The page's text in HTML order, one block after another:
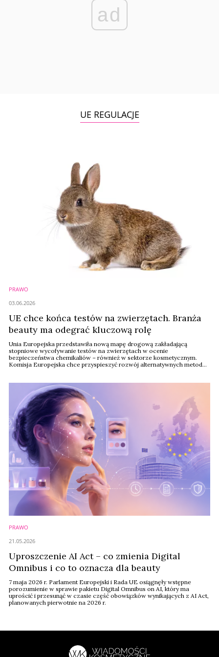
ad
UE REGULACJE
PRAWO
UE chce końca testów na zwierzętach. Branża
beauty ma odegrać kluczową rolę
Unia Europejska przedstawiła nową mapę drogową zakładającą
stopniowe wycofywanie testów na zwierzętach w ocenie
bezpieczeństwa chemikaliów – również w sektorze kosmetycznym.
Komisja Europejska chce przyspieszyć rozwój alternatywnych metod
03.06.2026
PRAWO
Uproszczenie AI Act – co zmienia Digital
Omnibus i co to oznacza dla beauty
7 maja 2026 r. Parlament Europejski i Rada UE osiągnęły wstępne
porozumienie w sprawie pakietu Digital Omnibus on AI, który ma
uprościć i przesunąć w czasie część obowiązków wynikających z AI Act,
planowanych pierwotnie na 2026 r.
21.05.2026